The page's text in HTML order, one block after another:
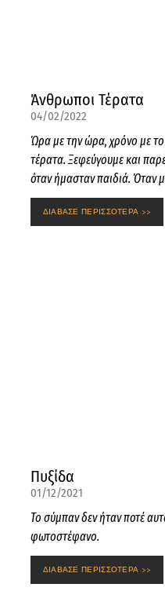
Άνθρωποι Τέρατα
04/02/2022
Ώρα με την ώρα, χρόνο με
τέρατα. Ξεφεύγουμε και
όταν ήμασταν παιδιά.
ΔΙΑΒΑΣΕ ΠΕΡΙΣΣΟΤΕΡΑ >>
Πυξίδα
01/12/2021
Το σύμπαν δεν ήταν ποτέ
φωτοστέφανο.
ΔΙΑΒΑΣΕ ΠΕΡΙΣΣΟΤΕΡΑ >>